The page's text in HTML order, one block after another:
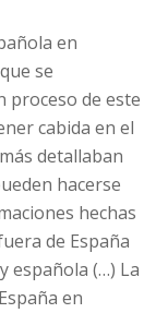
en
se
proceso de este
cabida en el
detallaban
hacerse
hechas
de España
española (…) La
en